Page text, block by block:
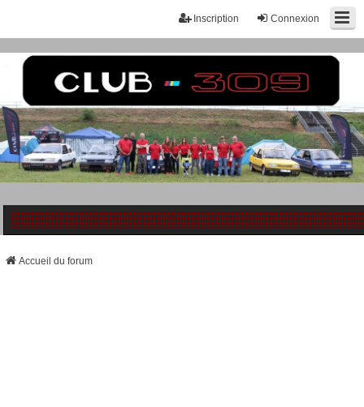
Connexion
Inscription
Accueil du forum